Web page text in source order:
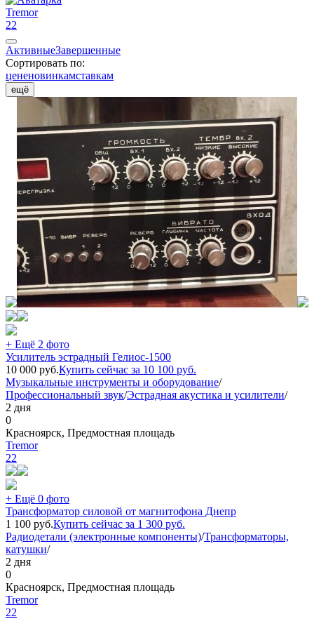
Tremor
22
АктивныеЗавершенные
Сортировать по:
цененовинкамставкам
ещё
+ Ещё 2 фото
Усилитель эстрадный Гелиос-1500
10 000 руб.Купить сейчас за 10 100 руб.
Музыкальные инструменты и оборудование/
Профессиональный звук/Эстрадная акустика и усилители/
2 дня
0
Красноярск, Предмостная площадь
Tremor
22
+ Ещё 0 фото
Трансформатор силовой от магнитофона Днепр
1 100 руб.Купить сейчас за 1 300 руб.
Радиодетали (электронные компоненты)/Трансформаторы,
катушки/
2 дня
0
Красноярск, Предмостная площадь
Tremor
22